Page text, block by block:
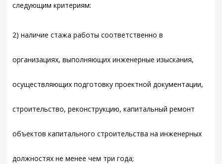
следующим критериям:
2) наличие стажа работы соответственно в
организациях, выполняющих инженерные изыскания,
осуществляющих подготовку проектной документации,
строительство, реконструкцию, капитальный ремонт
объектов капитального строительства на инженерных
должностях не менее чем три года;